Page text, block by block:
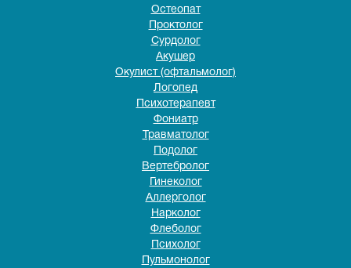
Остеопат
Проктолог
Сурдолог
Акушер
Окулист (офтальмолог)
Логопед
Психотерапевт
Фониатр
Травматолог
Подолог
Вертебролог
Гинеколог
Аллерголог
Нарколог
Флеболог
Психолог
Пульмонолог